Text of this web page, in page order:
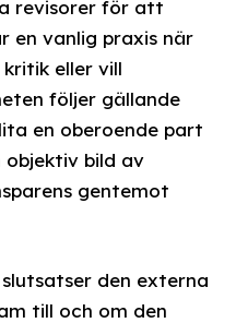
revisorer för att
en vanlig praxis när
eller vill
följer gällande
en oberoende part
objektiv bild av
gentemot
den externa
till och om den